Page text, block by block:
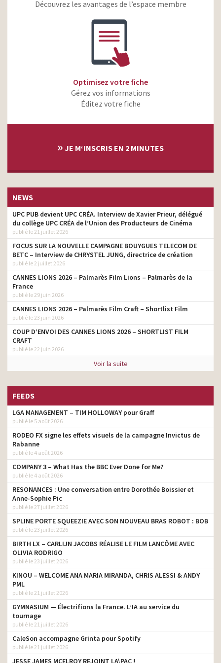
monteur
monteur
monteur
Découvrez les avantages de l’espace membre
Optimisez votre fiche
Gérez vos informations
Éditez votre fiche
» JE M‘INSCRIS EN 2 MINUTES
NEWS
UPC PUB devient UPC CRÉA. Interview de Xavier Prieur, délégué
du collège UPC CRÉA de l’Union des Producteurs de Cinéma
publié le 21 juillet 2026
FOCUS SUR LA NOUVELLE CAMPAGNE BOUYGUES TELECOM DE
BETC – Interview de CHRYSTEL JUNG, directrice de création
publié le 2 juillet 2026
CANNES LIONS 2026 – Palmarès Film Lions – Palmarès de la
France
publié le 29 juin 2026
CANNES LIONS 2026 – Palmarès Film Craft – Shortlist Film
publié le 23 juin 2026
COUP D’ENVOI DES CANNES LIONS 2026 – SHORTLIST FILM
CRAFT
publié le 22 juin 2026
Voir la suite
FEEDS
LGA MANAGEMENT – TIM HOLLOWAY pour Graff
publié le 5 août 2026
RODEO FX signe les effets visuels de la campagne Invictus de
Rabanne
publié le 4 août 2026
COMPANY 3 – What Has the BBC Ever Done for Me?
publié le 4 août 2026
RESONANCES : Une conversation entre Dorothée Boissier et
Anne-Sophie Pic
publié le 27 juillet 2026
SPLINE PORTE SQUEEZIE AVEC SON NOUVEAU BRAS ROBOT : BOB
publié le 23 juillet 2026
BIRTH LX – CARLIJN JACOBS RÉALISE LE FILM LANCÔME AVEC
OLIVIA RODRIGO
publié le 23 juillet 2026
KINOU – WELCOME ANA MARIA MIRANDA, CHRIS ALESSI & ANDY
PML
publié le 21 juillet 2026
GYMNASIUM — Électrifions la France. L’IA au service du
tournage
publié le 21 juillet 2026
CaleSon accompagne Grinta pour Spotify
publié le 21 juillet 2026
JESSE JAMES MCELROY REJOINT LA\PAC !